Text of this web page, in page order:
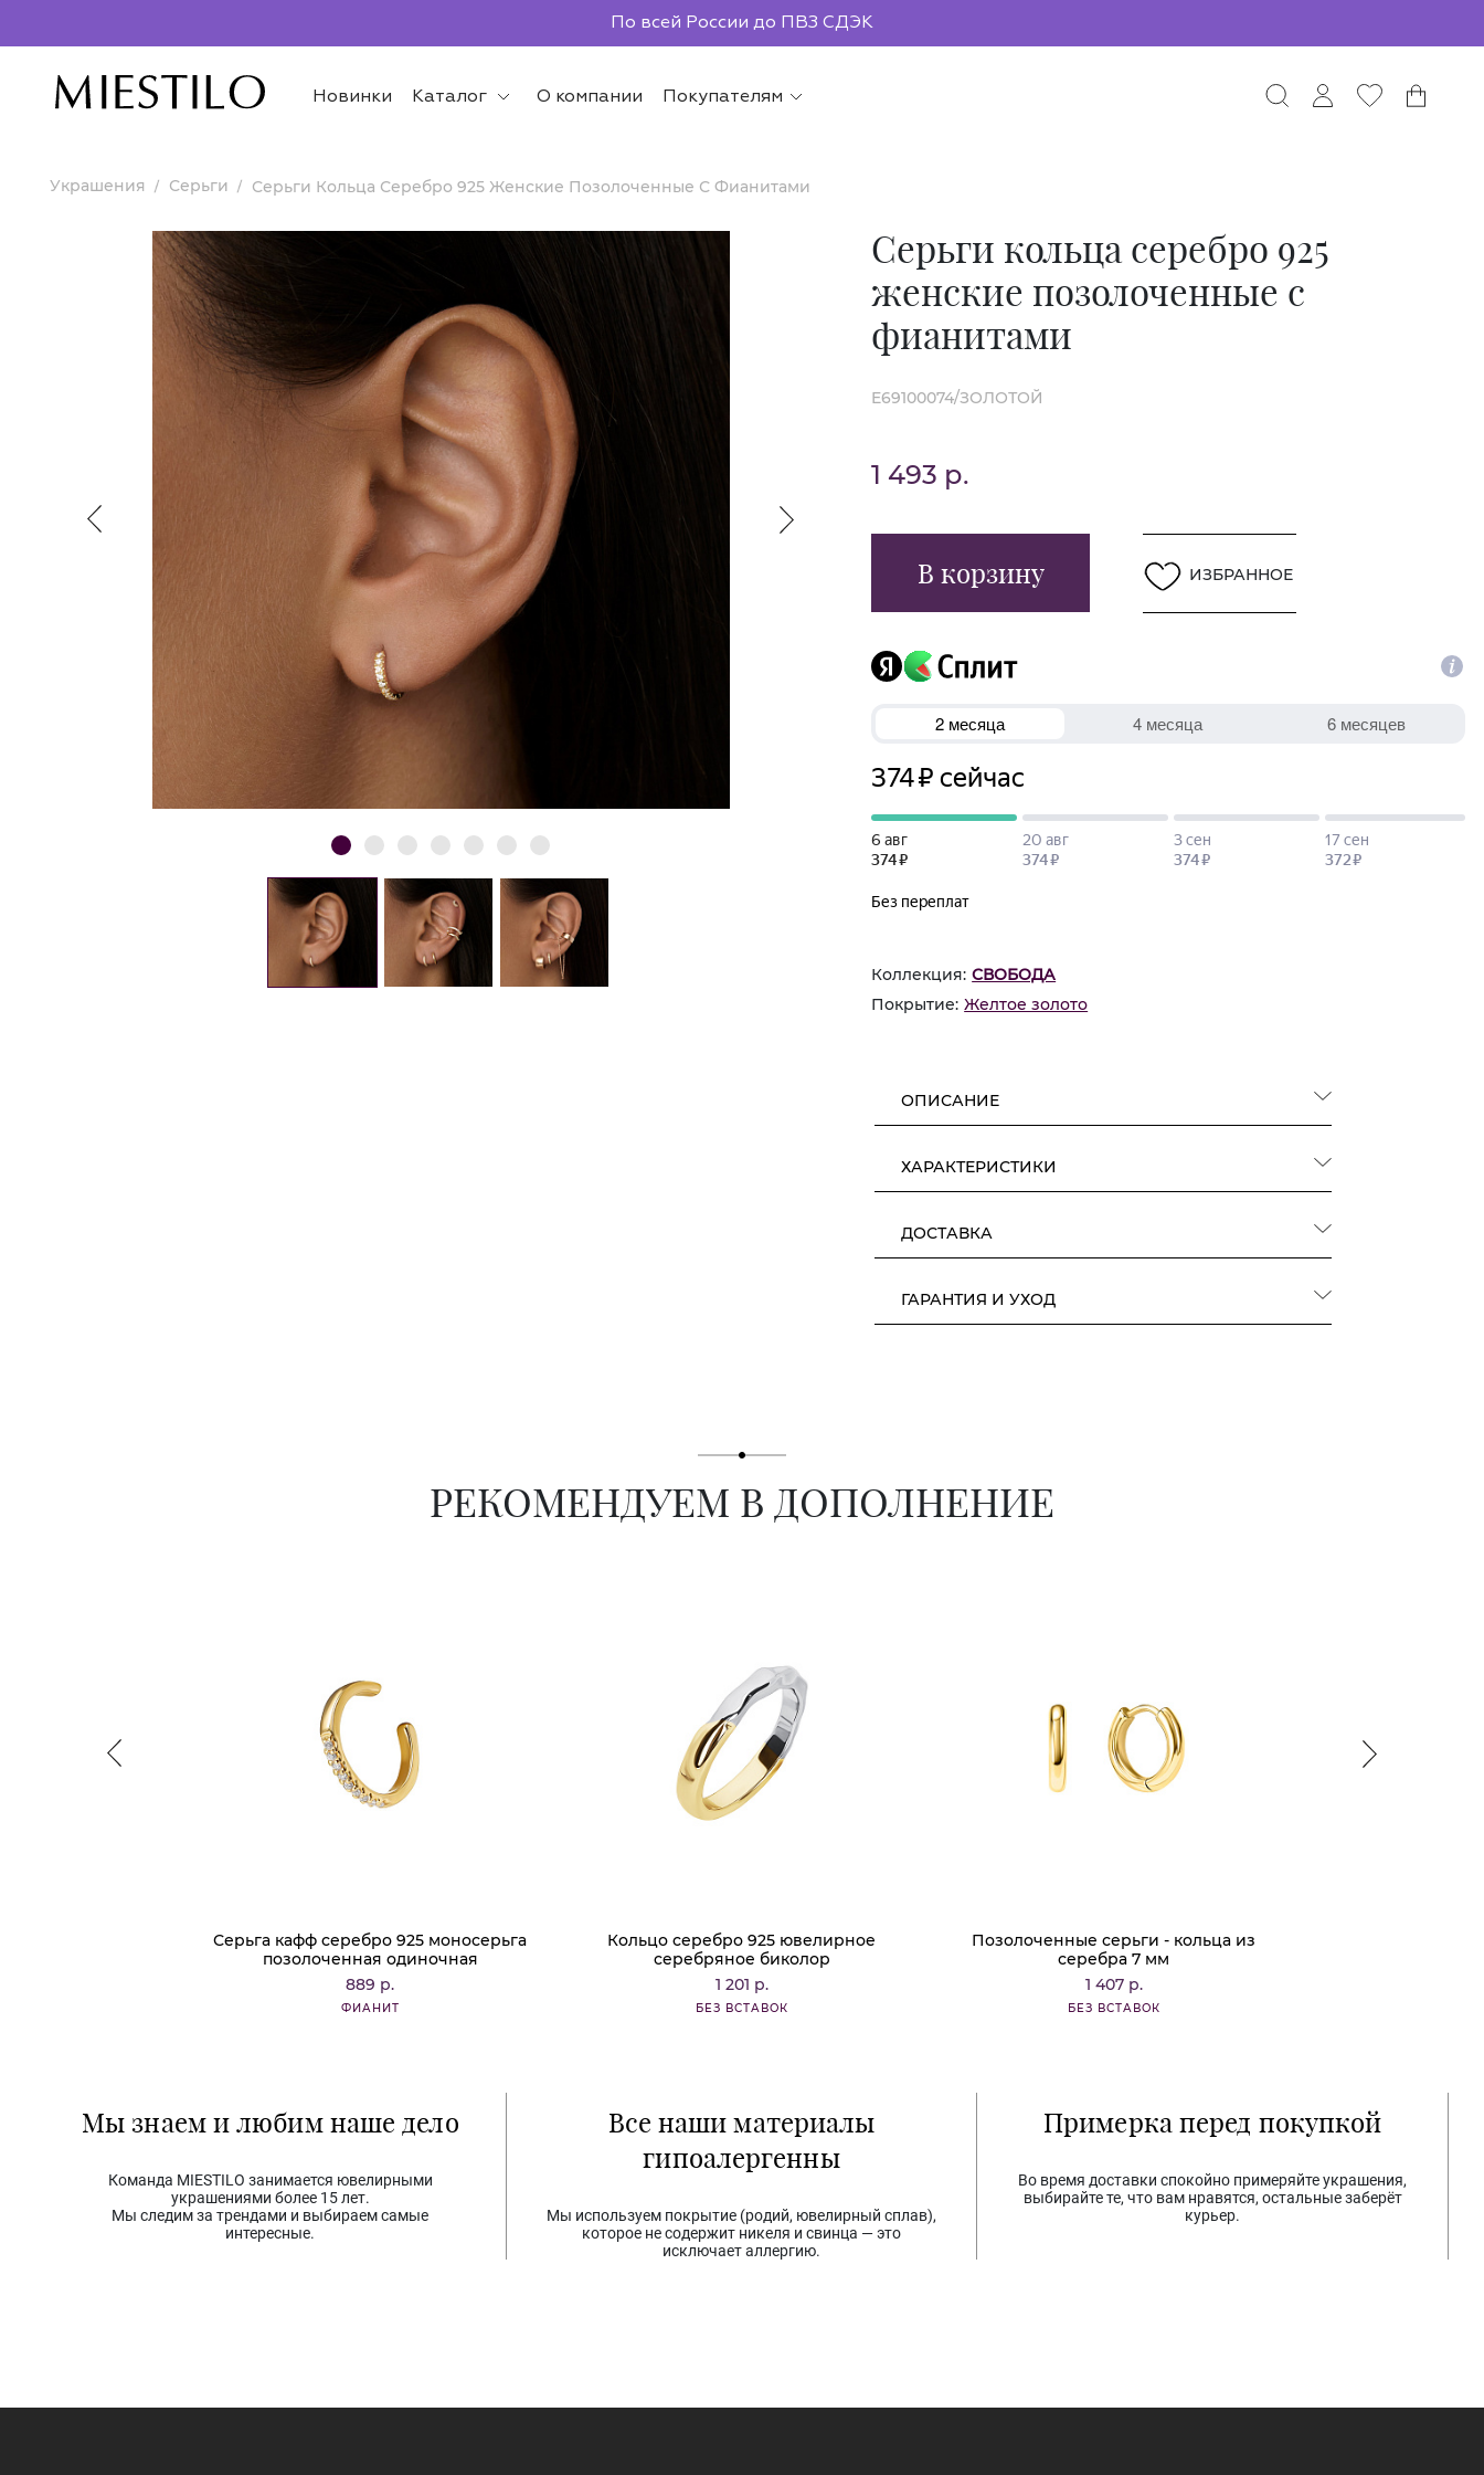
По всей России до ПВЗ СДЭК
Новинки Каталог О компании Покупателям
Украшения Серьги Серьги Кольца Серебро 925 Женские Позолоченные С Фианитами
Серьги кольца серебро 925
женские позолоченные с
фианитами
E69100074/ЗОЛОТОЙ
1 493 р.
В корзину ИЗБРАННОЕ
Коллекция: СВОБОДА
Покрытие: Желтое золото
ОПИСАНИЕ
ХАРАКТЕРИСТИКИ
ДОСТАВКА
ГАРАНТИЯ И УХОД
РЕКОМЕНДУЕМ В ДОПОЛНЕНИЕ
Серьга кафф серебро 925 моносерьга
позолоченная одиночная
889 р.
ФИАНИТ
Кольцо серебро 925 ювелирное
серебряное биколор
1 201 р.
БЕЗ ВСТАВОК
Позолоченные серьги - кольца из
серебра 7 мм
1 407 р.
БЕЗ ВСТАВОК
Мы знаем и любим наше дело
Команда MIESTILO занимается ювелирными
украшениями более 15 лет.
Мы следим за трендами и выбираем самые
интересные.
Все наши материалы
гипоалергенны
Мы используем покрытие (родий, ювелирный сплав),
которое не содержит никеля и свинца — это
исключает аллергию.
Примерка перед покупкой
Во время доставки спокойно примеряйте украшения,
выбирайте те, что вам нравятся, остальные заберёт
курьер.